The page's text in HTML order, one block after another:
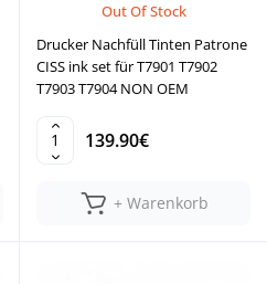
Out Of Stock
Drucker Nachfüll Tinten Patrone
CISS ink set für T7901 T7902
T7903 T7904 NON OEM
139.90€
+ Warenkorb